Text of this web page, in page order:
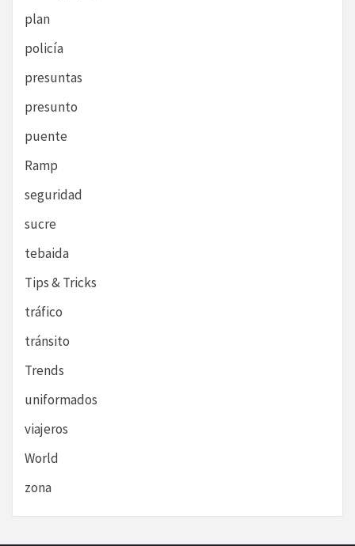
plan
policía
presuntas
presunto
puente
Ramp
seguridad
sucre
tebaida
Tips & Tricks
tráfico
tránsito
Trends
uniformados
viajeros
World
zona